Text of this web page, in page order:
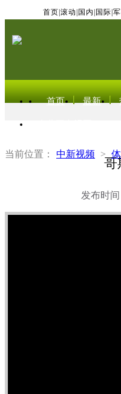
首页 滚动 国内 国际
首页 最新
当前位置： 中新视频 >
哥
发布时间